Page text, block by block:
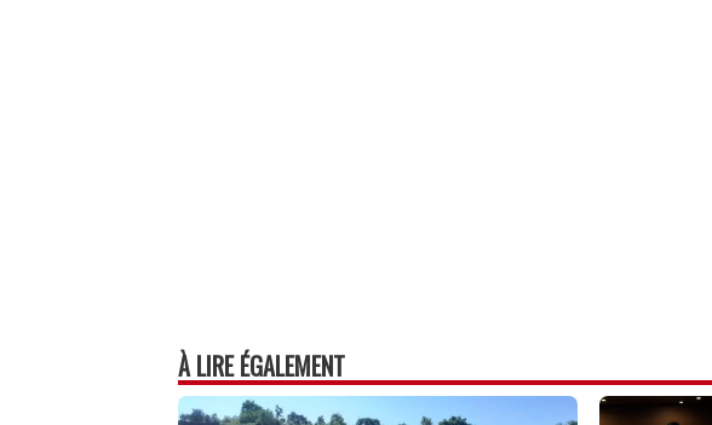
À LIRE ÉGALEMENT